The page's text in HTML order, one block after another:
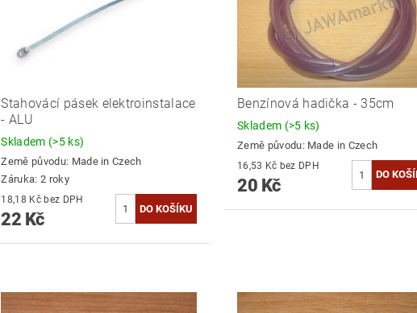
Stahovácí pásek elektroinstalace
- ALU
Skladem (>5 ks)
Země původu: Made in Czech
Záruka: 2 roky
18,18 Kč bez DPH
22 Kč
Benzínová hadička - 35cm
Skladem (>5 ks)
Země původu: Made in Czech
16,53 Kč bez DPH
20 Kč